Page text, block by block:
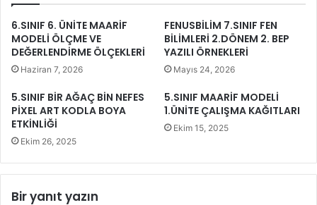
6.SINIF 6. ÜNİTE MAARİF
MODELİ ÖLÇME VE
DEĞERLENDİRME ÖLÇEKLERİ
Haziran 7, 2026
FENUSBİLİM 7.SINIF FEN
BİLİMLERİ 2.DÖNEM 2. BEP
YAZILI ÖRNEKLERİ
Mayıs 24, 2026
5.SINIF BİR AĞAÇ BİN NEFES
PİXEL ART KODLA BOYA
ETKİNLİĞİ
Ekim 26, 2025
5.SINIF MAARİF MODELİ
1.ÜNİTE ÇALIŞMA KAĞITLARI
Ekim 15, 2025
Bir yanıt yazın